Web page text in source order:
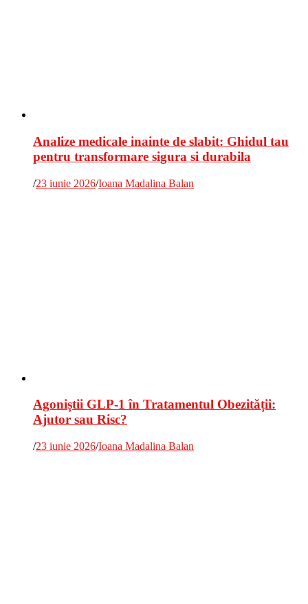
Analize medicale inainte de slabit: Ghidul tau
pentru transformare sigura si durabila
/23 iunie 2026/Ioana Madalina Balan
Agoniștii GLP-1 în Tratamentul Obezității:
Ajutor sau Risc?
/23 iunie 2026/Ioana Madalina Balan